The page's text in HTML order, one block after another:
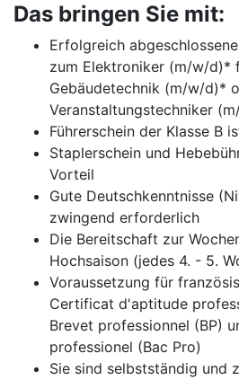
Das bringen Sie mit:
Erfolgreich
zum Elektroniker (m/w/d)*
Gebäudetechnik (m/w/d)*
Veranstaltungstechniker
Führerschein der Klasse B
Staplerschein und
Vorteil
Gute Deutschkenntnisse
zwingend erforderlich
Die Bereitschaft zur
Hochsaison (jedes 4. - 5.
Voraussetzung für
Certificat d'aptitude
Brevet professionnel (BP)
professionel (Bac Pro)
Sie sind selbstständig und